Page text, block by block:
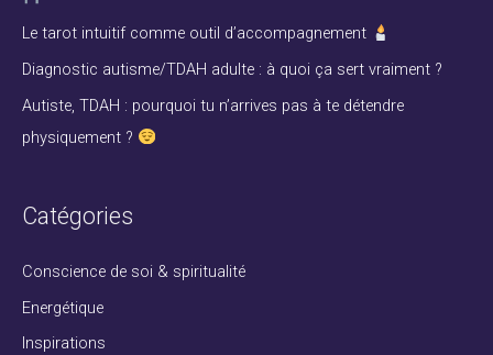
h
e
r
:
Le tarot intuitif comme outil d’accompagnement
Diagnostic autisme/TDAH adulte : à quoi ça sert vraiment ?
Autiste, TDAH : pourquoi tu n’arrives pas à te détendre
physiquement ?
Catégories
Conscience de soi & spiritualité
Energétique
Inspirations